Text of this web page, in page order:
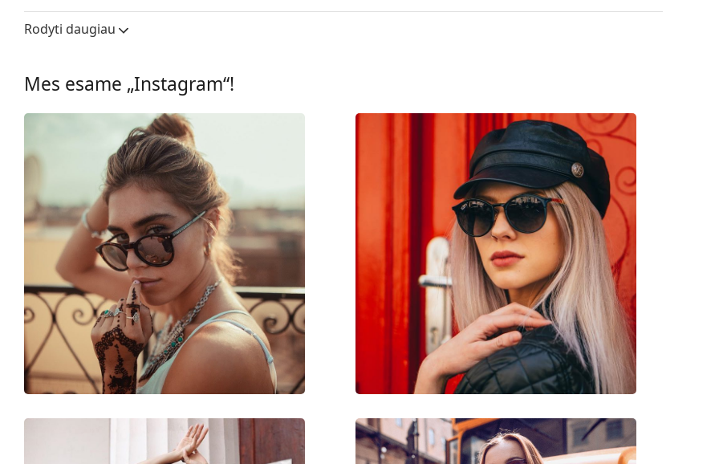
Lęšio plotis:
56 mm
Rėmelis
Rėmelių spalva:
Rėmelių medžiaga:
Dydis:
L
Plotis:
145 mm
Kojelės ilgis:
140 mm
Nosies tiltelio plotis:
20 mm
Svoris:
150 g
pagalvėlės:
Taip
Priedai
Taip
Rodyti daugiau
Mes esame „Instagram“!